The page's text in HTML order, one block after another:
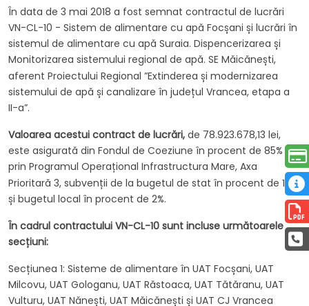
În data de 3 mai 2018 a fost semnat contractul de lucrări
VN-CL-10 - Sistem de alimentare cu apă Focșani și lucrări în
sistemul de alimentare cu apă Suraia. Dispencerizarea și
Monitorizarea sistemului regional de apă. SE Măicănești,
aferent Proiectului Regional ”Extinderea și modernizarea
sistemului de apă și canalizare în județul Vrancea, etapa a
II-a”.
Valoarea acestui contract de lucrări, de 78.923.678,13 lei,
este asigurată din Fondul de Coeziune în procent de 85%
prin Programul Operațional Infrastructura Mare, Axa
Prioritară 3, subvenții de la bugetul de stat în procent de 13%
și bugetul local în procent de 2%.
În cadrul contractului VN-CL-10 sunt incluse următoarele
secțiuni:
Secțiunea 1: Sisteme de alimentare în UAT Focșani, UAT
Milcovu, UAT Gologanu, UAT Răstoaca, UAT Tătăranu, UAT
Vulturu, UAT Nănești, UAT Măicănești și UAT CJ Vrancea